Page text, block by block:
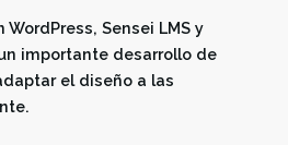
Sensei LMS y
importante desarrollo de
el diseño a las